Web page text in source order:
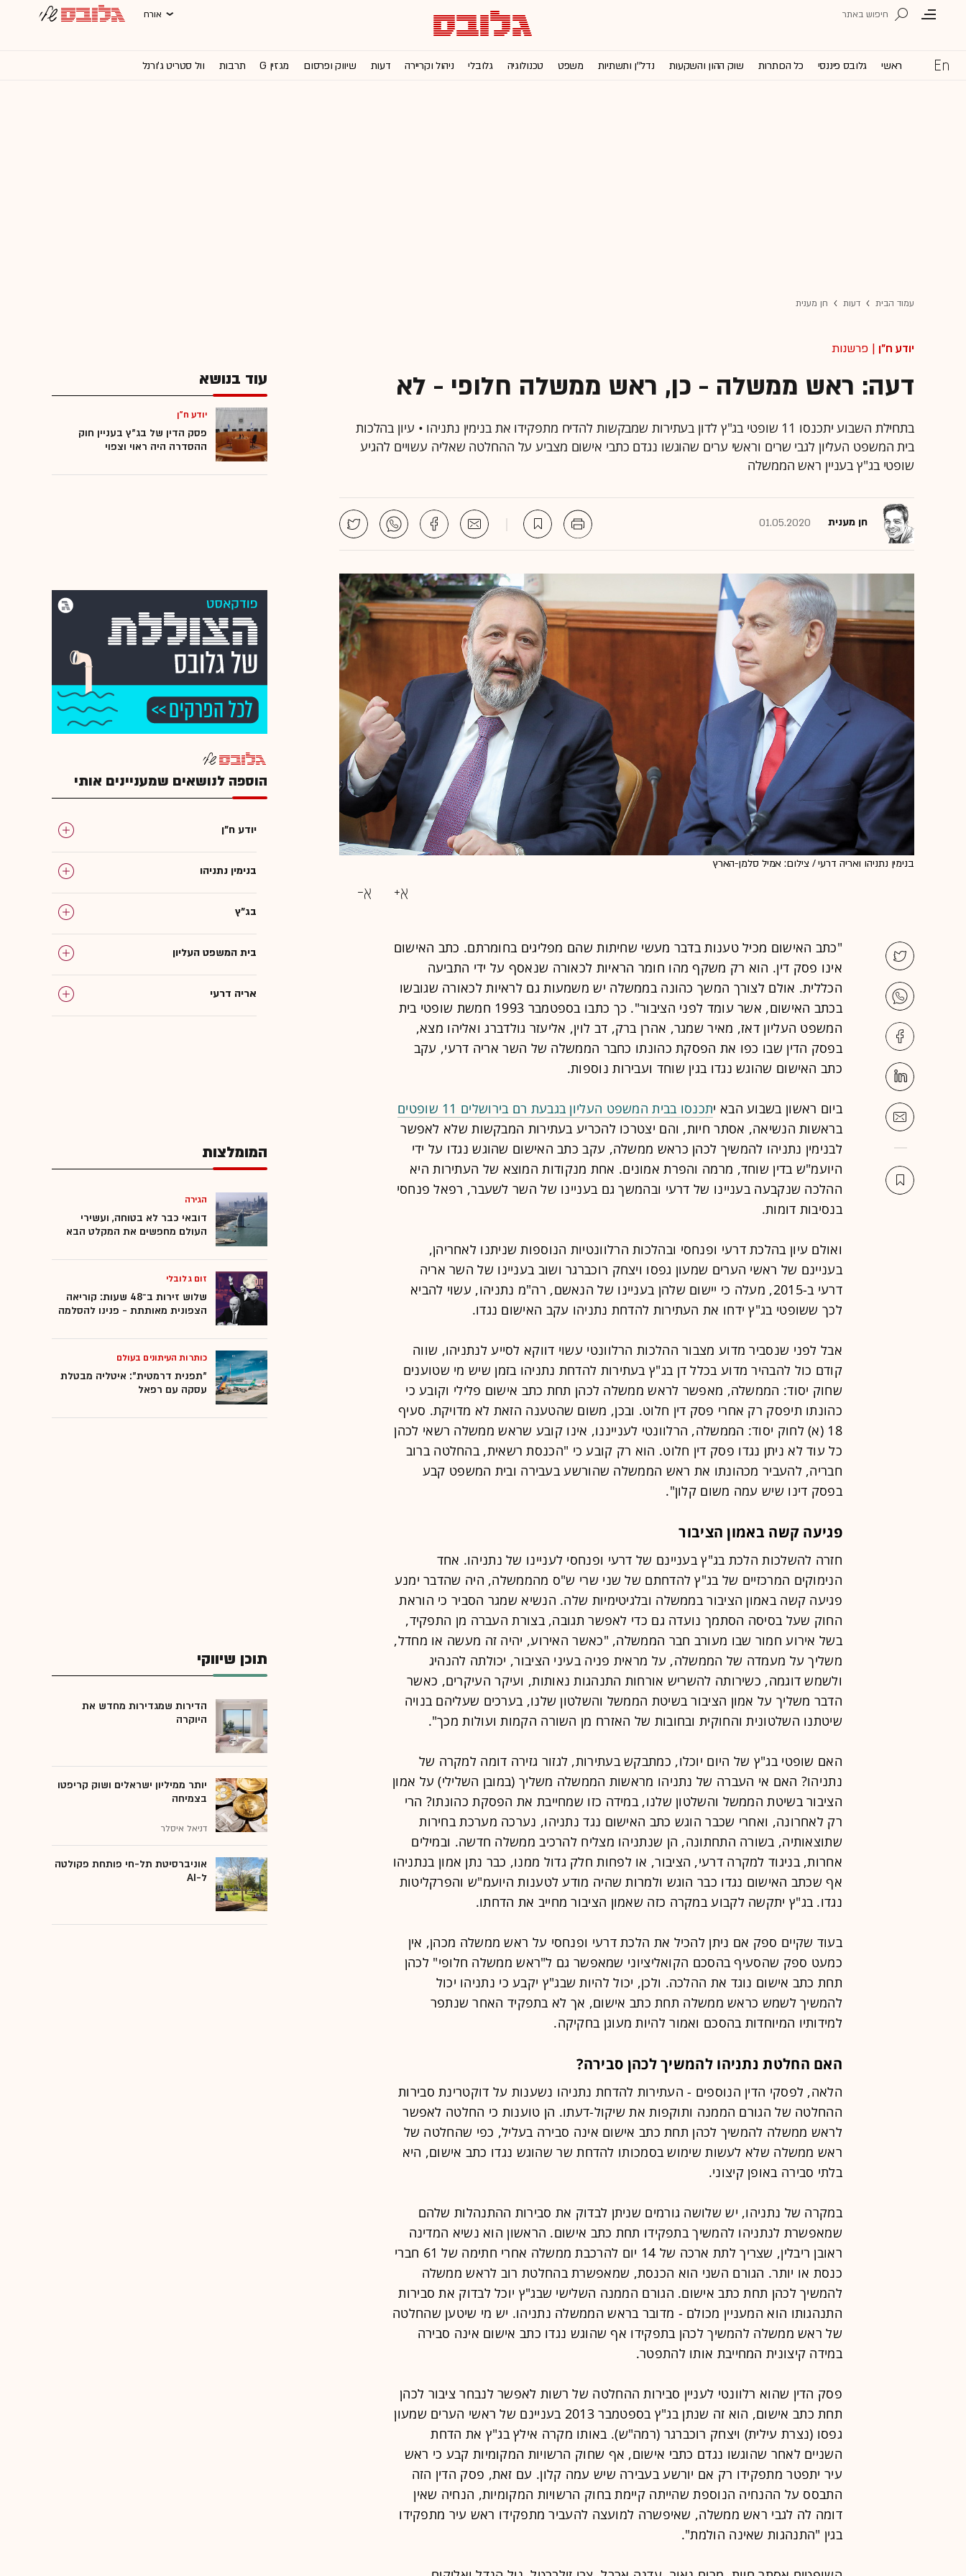
אורח
ראשי גלובס פיננסי כל הכותרות שוק ההון והשקעות נדל''ן ותשתיות משפט טכנולוגיה גלובלי ניהול וקריירה דעות שיווק ופרסום מגזין G תרבות וול סטריט ג'ורנל
עמוד הבית דעות חן מענית
יודע ח"ן | פרשנות
דעה: ראש ממשלה - כן, ראש ממשלה חלופי - לא
בתחילת השבוע יתכנסו 11 שופטי בג"ץ לדון בעתירות שמבקשות להדיח מתפקידו את בנימין נתניהו • עיון בהלכות
בית המשפט העליון לגבי שרים וראשי ערים שהוגשו נגדם כתבי אישום מצביע על ההחלטה שאליה עשויים להגיע
שופטי בג"ץ בעניין ראש הממשלה
חן מענית 01.05.2020
בנימין נתניהו ואריה דרעי / צילום: אמיל סלמן-הארץ
"כתב האישום מכיל טענות בדבר מעשי שחיתות שהם מפליגים בחומרתם. כתב האישום
אינו פסק דין. הוא רק משקף מהו חומר הראיות לכאורה שנאסף על ידי התביעה
הכללית. אולם לצורך המשך כהונה בממשלה יש משמעות גם לראיות לכאורה שגובשו
בכתב האישום, אשר עומד לפני הציבור". כך כתבו בספטמבר 1993 חמשת שופטי בית
המשפט העליון דאז, מאיר שמגר, אהרן ברק, דב לוין, אליעזר גולדברג ואליהו מצא,
בפסק הדין שבו כפו את הפסקת כהונתו כחבר הממשלה של השר אריה דרעי, עקב
כתב האישום שהוגש נגדו בגין שוחד ועבירות נוספות.
ביום ראשון בשבוע הבא יתכנסו בבית המשפט העליון בגבעת רם בירושלים 11 שופטים
בראשות הנשיאה, אסתר חיות, והם יצטרכו להכריע בעתירות המבקשות שלא לאפשר
לבנימין נתניהו להמשיך לכהן כראש ממשלה, עקב כתב האישום שהוגש נגדו על ידי
היועמ"ש בדין שוחד, מרמה והפרת אמונים. אחת מנקודות המוצא של העתירות היא
ההלכה שנקבעה בעניינו של דרעי ובהמשך גם בעניינו של השר לשעבר, רפאל פנחסי
בנסיבות דומות.
ואולם עיון בהלכת דרעי ופנחסי ובהלכות הרלוונטיות הנוספות שניתנו לאחריהן,
בעניינם של ראשי הערים שמעון גפסו ויצחק רוכברגר ושוב בעניינו של השר אריה
דרעי ב-2015, מעלה כי יישום שלהן בעניינו של הנאשם, רה"מ נתניהו, עשוי להביא
לכך ששופטי בג"ץ ידחו את העתירות להדחת נתניהו עקב האישום נגדו.
אבל לפני שנסביר מדוע מצבור ההלכות הרלוונטי עשוי דווקא לסייע לנתניהו, שווה
קודם כול להבהיר מדוע בכלל דן בג"ץ בעתירות להדחת נתניהו בזמן שיש מי שטוענים
שחוק יסוד: הממשלה, מאפשר לראש ממשלה לכהן תחת כתב אישום פלילי וקובע כי
כהונתו תיפסק רק אחרי פסק דין חלוט. ובכן, משום שהטענה הזאת לא מדויקת. סעיף
18 (א) לחוק יסוד: הממשלה, הרלוונטי לענייננו, אינו קובע שראש ממשלה רשאי לכהן
כל עוד לא ניתן נגדו פסק דין חלוט. הוא רק קובע כי "הכנסת רשאית, בהחלטה ברוב
חבריה, להעביר מכהונתו את ראש הממשלה שהורשע בעבירה ובית המשפט קבע
בפסק דינו שיש עמה משום קלון".
פגיעה קשה באמון הציבור
חזרה להשלכות הלכת בג"ץ בעניינם של דרעי ופנחסי לעניינו של נתניהו. אחד
הנימוקים המרכזיים של בג"ץ להדחתם של שני שרי ש"ס מהממשלה, היה שהדבר ימנע
פגיעה קשה באמון הציבור בממשלה ובלגיטימיות שלה. הנשיא שמגר הסביר כי הוראת
החוק שעל בסיסה הסתמך נועדה גם כדי לאפשר תגובה, בצורת העברה מן התפקיד,
בשל אירוע חמור שבו מעורב חבר הממשלה, "כאשר האירוע, יהיה זה מעשה או מחדל,
משליך על מעמדה של הממשלה, על מראית פניה בעיני הציבור, יכולתה להנהיג
ולשמש דוגמה, כשירותה להשריש אורחות התנהגות נאותות, ועיקר העיקרים, כאשר
הדבר משליך על אמון הציבור בשיטת הממשל והשלטון שלנו, בערכים שעליהם בנויה
שיטתנו השלטונית והחוקית ובחובות של האזרח מן השורה הקמות ועולות מכך".
האם שופטי בג"ץ של היום יוכלו, כמתבקש בעתירות, לגזור גזירה דומה למקרה של
נתניהו? האם אי העברה של נתניהו מראשות הממשלה משליך (במובן השלילי) על אמון
הציבור בשיטת הממשל והשלטון שלנו, במידה כזו שמחייבת את הפסקת כהונתו? הרי
רק לאחרונה, ואחרי שכבר הוגש כתב האישום נגד נתניהו, נערכה מערכת בחירות
שתוצאותיה, בשורה התחתונה, הן שנתניהו מצליח להרכיב ממשלה חדשה. ובמילים
אחרות, בניגוד למקרה דרעי, הציבור, או לפחות חלק גדול ממנו, כבר נתן אמון בנתניהו
אף שכתב האישום נגדו כבר הוגש ולמרות שהיה מודע לטענות היועמ"ש והפרקליטות
נגדו. בג"ץ יתקשה לקבוע במקרה כזה שאמון הציבור מחייב את הדחתו.
בעוד שקיים ספק אם ניתן להכיל את הלכת דרעי ופנחסי על ראש ממשלה מכהן, אין
כמעט ספק שהסעיף בהסכם הקואליציוני שמאפשר גם ל"ראש ממשלה חלופי" לכהן
תחת כתב אישום נוגד את ההלכה. ולכן, יכול להיות שבג"ץ יקבע כי נתניהו יכול
להמשיך לשמש כראש ממשלה תחת כתב אישום, אך לא בתפקיד האחר שנתפר
למידותיו המיוחדות בהסכם ואמור להיות מעוגן בחקיקה.
האם החלטת נתניהו להמשיך לכהן סבירה?
הלאה, לפסקי הדין הנוספים - העתירות להדחת נתניהו נשענות על דוקטרינת סבירות
ההחלטה של הגורם הממנה ותוקפות את שיקול-דעתו. הן טוענות כי החלטה לאפשר
לראש ממשלה להמשיך לכהן תחת כתב אישום אינה סבירה בעליל, כפי שהחלטה של
ראש ממשלה שלא לעשות שימוש בסמכותו להדחת שר שהוגש נגדו כתב אישום, היא
בלתי סבירה באופן קיצוני.
במקרה של נתניהו, יש שלושה גורמים שניתן לבדוק את סבירות ההתנהלות שלהם
שמאפשרת לנתניהו להמשיך בתפקידו תחת כתב אישום. הראשון הוא נשיא המדינה
ראובן ריבלין, שצריך לתת ארכה של 14 יום להרכבת ממשלה אחרי חתימה של 61 חברי
כנסת או יותר. הגורם השני הוא הכנסת, שמאפשרת בהחלטת רוב לראש ממשלה
להמשיך לכהן תחת כתב אישום. הגורם הממנה השלישי שבג"ץ יוכל לבדוק את סבירות
התנהגותו הוא המעניין מכולם - מדובר בראש הממשלה נתניהו. יש מי שיטען שהחלטה
של ראש ממשלה להמשיך לכהן בתפקידו אף שהוגש נגדו כתב אישום אינה סבירה
במידה קיצונית המחייבת אותו להתפטר.
פסק הדין שהוא רלוונטי לעניין סבירות ההחלטה של רשות לאפשר לנבחר ציבור לכהן
תחת כתב אישום, הוא זה שנתן בג"ץ בספטמבר 2013 בעניינם של ראשי הערים שמעון
גפסו (נצרת עילית) ויצחק רוכברגר (רמה"ש). באותו מקרה אילץ בג"ץ את הדחת
השניים לאחר שהוגשו נגדם כתבי אישום, אף שחוק הרשויות המקומיות קבע כי ראש
עיר יתפטר מתפקידו רק אם יורשע בעבירה שיש עמה קלון. עם זאת, פסק הדין הזה
התבסס על ההנחיה הנוספת שהייתה קיימת בחוק הרשויות המקומיות, הנחיה שאין
דומה לה לגבי ראש ממשלה, שאיפשרה למועצה להעביר מתפקידו ראש עיר מתפקידו
בגין "התנהגות שאינה הולמת".
עוד בנושא
יודע ח"ן
פסק הדין של בג"ץ בעניין חוק
ההסדרה היה ראוי וצפוי
הוספה לנושאים שמעניינים אותי
יודע ח"ן
בנימין נתניהו
בג"ץ
בית המשפט העליון
אריה דרעי
המומלצות
הגירה
דובאי כבר לא בטוחה, ועשירי
העולם מחפשים את המקלט הבא
זום גלובלי
שלוש זירות ב־48 שעות: קוריאה
הצפונית מאותתת - פנינו להסלמה
כותרות העיתונים בעולם
"תפנית דרמטית": איטליה מבטלת
עסקה עם רפאל
תוכן שיווקי
הדירות שמגדירות מחדש את
היוקרה
יותר ממיליון ישראלים ושוק קריפטו
בצמיחה
דניאל איסלר
אוניברסיטת תל-חי פותחת פקולטה
ל-AI